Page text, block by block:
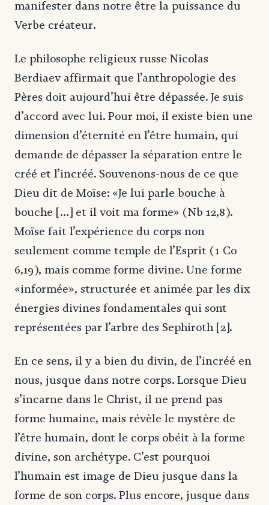
manifester dans notre être la puissance du
Verbe créateur.
Le philosophe religieux russe Nicolas
Berdiaev affirmait que l’anthropologie des
Pères doit aujourd’hui être dépassée. Je suis
d’accord avec lui. Pour moi, il existe bien une
dimension d’éternité en l’être humain, qui
demande de dépasser la séparation entre le
créé et l’incréé. Souvenons-nous de ce que
Dieu dit de Moïse: «Je lui parle bouche à
bouche […] et il voit ma forme» (Nb 12,8).
Moïse fait l’expérience du corps non
seulement comme temple de l’Esprit (1 Co
6,19), mais comme forme divine. Une forme
«informée», structurée et animée par les dix
énergies divines fondamentales qui sont
représentées par l’arbre des Sephiroth [2].
En ce sens, il y a bien du divin, de l’incréé en
nous, jusque dans notre corps. Lorsque Dieu
s’incarne dans le Christ, il ne prend pas
forme humaine, mais révèle le mystère de
l’être humain, dont le corps obéit à la forme
divine, son archétype. C’est pourquoi
l’humain est image de Dieu jusque dans la
forme de son corps. Plus encore, jusque dans